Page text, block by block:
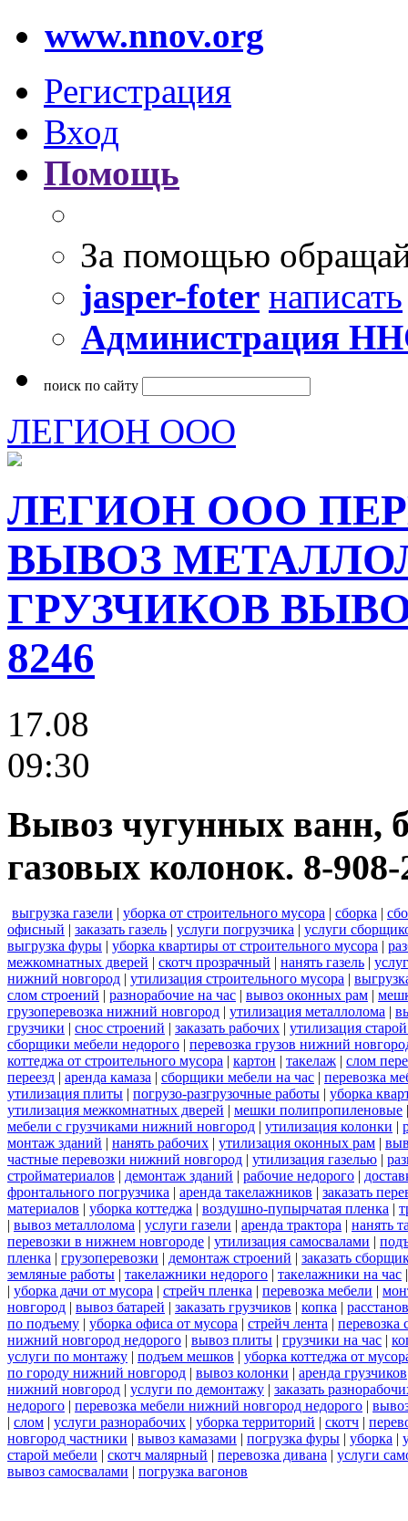
www.nnov.org
Регистрация
Вход
Помощь
За помощью
jasper-foter написать
Администрация
поиск по сайту
ЛЕГИОН ООО
ЛЕГИОН ООО
ВЫВОЗ
ГРУЗЧИКОВ
8246
17.08
09:30
Вывоз чугунных ванн,
газовых колонок. 8-
выгрузка газели | уборка от строительного мусора | сборка |
офисный | заказать газель | услуги погрузчика | услуги
выгрузка фуры | уборка квартиры от строительного мусора |
межкомнатных дверей | скотч прозрачный | нанять газель |
нижний новгород | утилизация строительного мусора |
слом строений | разнорабочие на час | вывоз оконных рам |
грузоперевозка нижний новгород | утилизация металлолома |
грузчики | снос строений | заказать рабочих | утилизация
сборщики мебели недорого | перевозка грузов нижний
коттеджа от строительного мусора | картон | такелаж | слом
переезд | аренда камаза | сборщики мебели на час | перевозка
утилизация плиты | погрузо-разгрузочные работы | уборка
утилизация межкомнатных дверей | мешки полипропиленовые
мебели с грузчиками нижний новгород | утилизация колонки |
монтаж зданий | нанять рабочих | утилизация оконных рам |
частные перевозки нижний новгород | утилизация газелью |
стройматериалов | демонтаж зданий | рабочие недорого |
фронтального погрузчика | аренда такелажников | заказать
материалов | уборка коттеджа | воздушно-пупырчатая пленка |
| вывоз металлолома | услуги газели | аренда трактора | нанять
перевозки в нижнем новгороде | утилизация самосвалами |
пленка | грузоперевозки | демонтаж строений | заказать
земляные работы | такелажники недорого | такелажники на час
| уборка дачи от мусора | стрейч пленка | перевозка мебели |
новгород | вывоз батарей | заказать грузчиков | копка |
по подъему | уборка офиса от мусора | стрейч лента | перевозка
нижний новгород недорого | вывоз плиты | грузчики на час |
услуги по монтажу | подъем мешков | уборка коттеджа от
по городу нижний новгород | вывоз колонки | аренда грузчиков
нижний новгород | услуги по демонтажу | заказать
недорого | перевозка мебели нижний новгород недорого |
| слом | услуги разнорабочих | уборка территорий | скотч |
новгород частники | вывоз камазами | погрузка фуры | уборка |
старой мебели | скотч малярный | перевозка дивана | услуги
вывоз самосвалами | погрузка вагонов